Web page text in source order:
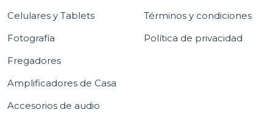
Celulares y Tablets
Fotografía
Fregadores
Amplificadores de Casa
Accesorios de audio
Términos y condiciones
Política de privacidad